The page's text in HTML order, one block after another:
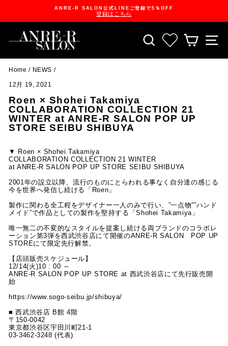
ANRE-R SALON公式LINEご登録で5％OFF
登録はこちら
SEARCHお気に入り一
CART
Home / NEWS /
12月 19, 2021
Roen × Shohei Takamiya
COLLABORATION COLLECTION 21
WINTER at ANRE-R SALON POP UP
STORE SEIBU SHIBUYA
▼ Roen × Shohei Takamiya
COLLABORATION COLLECTION 21 WINTER
at ANRE-R SALON POP UP STORE SEIBU SHIBUYA
2001年の設立以降、流行のものにとらわれる事なく自分達の感じる
今を世界へ発信し続ける「Roen」
製作に関わる全工程をデザイナー一人のみで行い、”一点物””ハンド
メイド”で作品としての製作を堅持する「Shohei Takamiya」
唯一無二の不変的なスタイルを提案し続ける両ブランドのコラボレ
ーション第3弾を西武渋谷店にて開催のANRE-R SALON POP UP
STOREにて限定先行解禁。
【店頭販売スケジュール】
12/14(火)10 : 00 ～
ANRE-R SALON POP UP STORE at 西武渋谷店にて先行販売開
始
https://www.sogo-seibu.jp/shibuya/
■ 西武渋谷店 B館 4階
〒150-0042
東京都渋谷区宇田川町21-1
03-3462-3248 (代表)